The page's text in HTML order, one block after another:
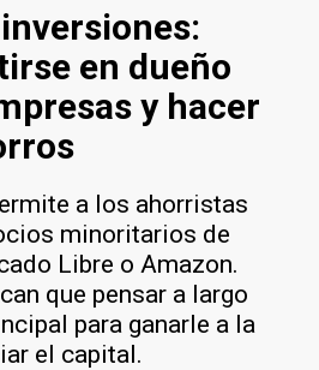
en dueño
y hacer
a los ahorristas
minoritarios de
Libre o Amazon.
que pensar a largo
para ganarle a la
el capital.